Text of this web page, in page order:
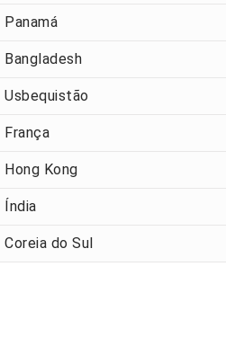
Panamá
Bangladesh
Usbequistão
França
Hong Kong
Índia
Coreia do Sul